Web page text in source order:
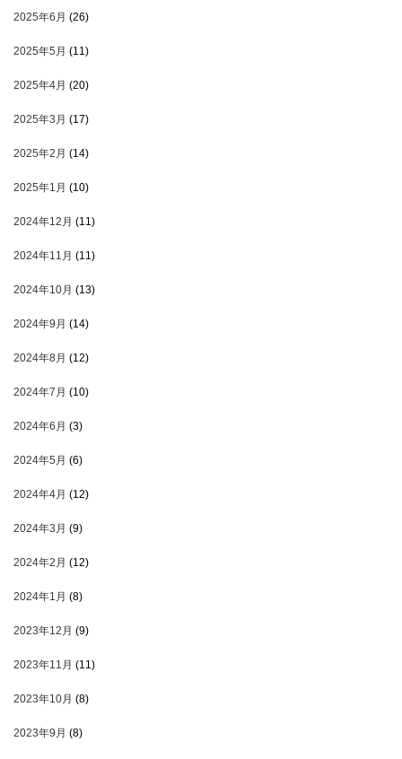
2025年6月 (26)
2025年5月 (11)
2025年4月 (20)
2025年3月 (17)
2025年2月 (14)
2025年1月 (10)
2024年12月 (11)
2024年11月 (11)
2024年10月 (13)
2024年9月 (14)
2024年8月 (12)
2024年7月 (10)
2024年6月 (3)
2024年5月 (6)
2024年4月 (12)
2024年3月 (9)
2024年2月 (12)
2024年1月 (8)
2023年12月 (9)
2023年11月 (11)
2023年10月 (8)
2023年9月 (8)